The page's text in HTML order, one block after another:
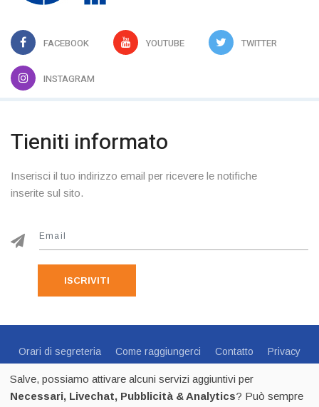
FACEBOOK YOUTUBE TWITTER
INSTAGRAM
Tieniti informato
Inserisci il tuo indirizzo email per ricevere le notifiche
inserite sul sito.
ISCRIVITI
Orari di segreteria Come raggiungerci Contatto
Privacy
Centro Sportivo Italiano Comitato di Trento - via C.Endrici, 20
Salve, possiamo attivare alcuni servizi aggiuntivi per
Necessari, Livechat, Pubblicità & Analytics? Può sempre